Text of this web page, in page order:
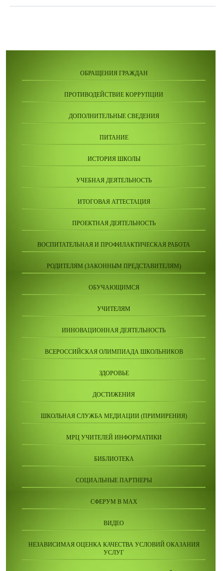
ОБРАЩЕНИЯ ГРАЖДАН
ПРОТИВОДЕЙСТВИЕ КОРРУПЦИИ
ДОПОЛНИТЕЛЬНЫЕ СВЕДЕНИЯ
ПИТАНИЕ
ИСТОРИЯ ШКОЛЫ
УЧЕБНАЯ ДЕЯТЕЛЬНОСТЬ
ИТОГОВАЯ АТТЕСТАЦИЯ
ПРОЕКТНАЯ ДЕЯТЕЛЬНОСТЬ
ВОСПИТАТЕЛЬНАЯ И ПРОФИЛАКТИЧЕСКАЯ РАБОТА
РОДИТЕЛЯМ (ЗАКОННЫМ ПРЕДСТАВИТЕЛЯМ)
ОБУЧАЮЩИМСЯ
УЧИТЕЛЯМ
ИННОВАЦИОННАЯ ДЕЯТЕЛЬНОСТЬ
ВСЕРОССИЙСКАЯ ОЛИМПИАДА ШКОЛЬНИКОВ
ЗДОРОВЬЕ
ДОСТИЖЕНИЯ
ШКОЛЬНАЯ СЛУЖБА МЕДИАЦИИ (ПРИМИРЕНИЯ)
МРЦ УЧИТЕЛЕЙ ИНФОРМАТИКИ
БИБЛИОТЕКА
СОЦИАЛЬНЫЕ ПАРТНЕРЫ
СФЕРУМ В МАХ
ВИДЕО
НЕЗАВИСИМАЯ ОЦЕНКА КАЧЕСТВА УСЛОВИЙ ОКАЗАНИЯ
УСЛУГ